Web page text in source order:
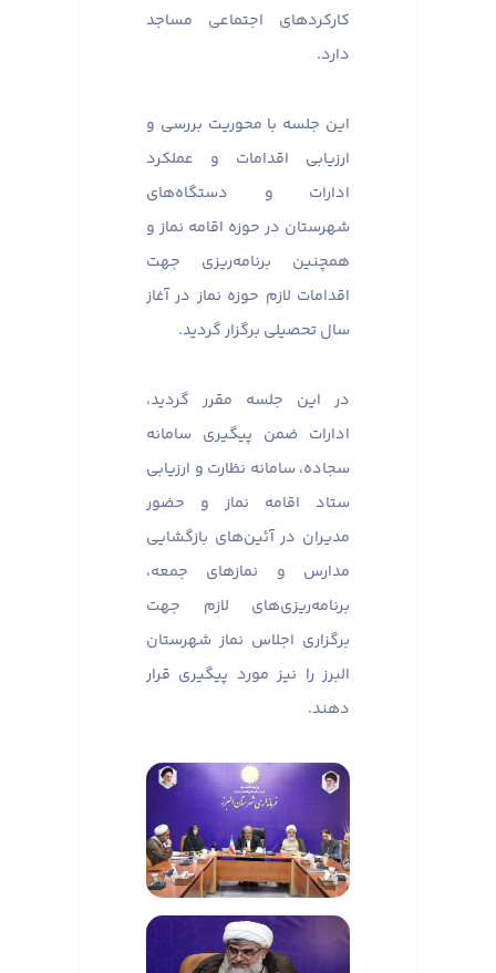
کارکردهای اجتماعی مساجد
دارد.
این جلسه با محوریت بررسی و
ارزیابی اقدامات و عملکرد
ادارات و دستگاه‌های
شهرستان در حوزه اقامه نماز و
همچنین برنامه‌ریزی جهت
اقدامات لازم حوزه نماز در آغاز
سال تحصیلی برگزار گردید.
در این جلسه مقرر گردید،
ادارات ضمن پیگیری سامانه
سجاده، سامانه نظارت و ارزیابی
ستاد اقامه نماز و حضور
مدیران در آئین‌های بازگشایی
مدارس و نماز‌های جمعه،
برنامه‌ریزی‌های لازم جهت
برگزاری اجلاس نماز شهرستان
البرز را نیز مورد پیگیری قرار
دهند.